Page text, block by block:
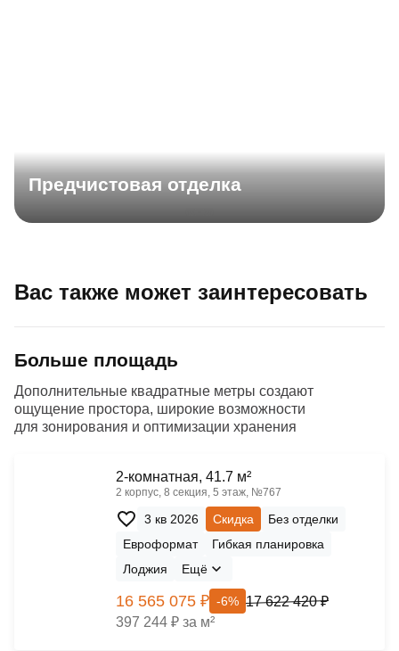
Предчистовая отделка
Вас также может заинтересовать
Больше площадь
Дополнительные квадратные метры создают
ощущение простора, широкие возможности
для зонирования и оптимизации хранения
2-комнатная, 41.7 м²
2 корпус, 8 секция, 5 этаж, №767
3 кв 2026 Скидка
Без отделки
Евроформат
Гибкая планировка
Лоджия
Ещё
16 565 075 ₽ -6% 17 622 420 ₽
397 244 ₽ за м²